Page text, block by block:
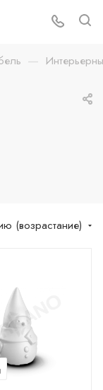
—
(возрастание)